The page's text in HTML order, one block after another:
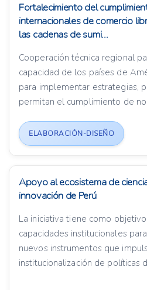
Fortalecimiento del
internacionales de comercio
las cadenas de sumi...
Cooperación técnica regional
capacidad de los países de
para implementar estrategias,
permitan el cumplimiento de
ELABORACIÓN-DISEÑO
Apoyo al ecosistema de
innovación de Perú
La iniciativa tiene como
capacidades institucionales
nuevos instrumentos que
institucionalización de políticas